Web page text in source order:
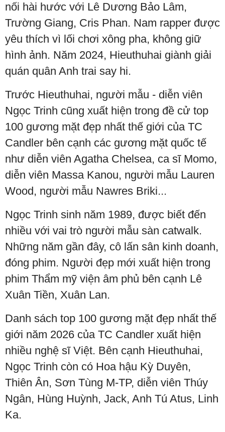
nối hài hước với Lê Dương Bảo Lâm,
Trường Giang, Cris Phan. Nam rapper được
yêu thích vì lối chơi xông pha, không giữ
hình ảnh. Năm 2024, Hieuthuhai giành giải
quán quân Anh trai say hi.
Trước Hieuthuhai, người mẫu - diễn viên
Ngọc Trinh cũng xuất hiện trong đề cử top
100 gương mặt đẹp nhất thế giới của TC
Candler bên cạnh các gương mặt quốc tế
như diễn viên Agatha Chelsea, ca sĩ Momo,
diễn viên Massa Kanou, người mẫu Lauren
Wood, người mẫu Nawres Briki...
Ngọc Trinh sinh năm 1989, được biết đến
nhiều với vai trò người mẫu sàn catwalk.
Những năm gần đây, cô lấn sân kinh doanh,
đóng phim. Người đẹp mới xuất hiện trong
phim Thẩm mỹ viện âm phủ bên cạnh Lê
Xuân Tiền, Xuân Lan.
Danh sách top 100 gương mặt đẹp nhất thế
giới năm 2026 của TC Candler xuất hiện
nhiều nghệ sĩ Việt. Bên cạnh Hieuthuhai,
Ngọc Trinh còn có Hoa hậu Kỳ Duyên,
Thiên Ân, Sơn Tùng M-TP, diễn viên Thúy
Ngân, Hùng Huỳnh, Jack, Anh Tú Atus, Linh
Ka.